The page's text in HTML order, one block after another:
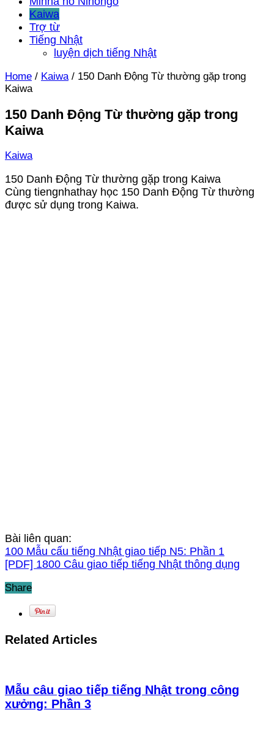
Kaiwa
Trợ từ
Tiếng Nhật
luyện dịch tiếng Nhật
Home / Kaiwa / 150 Danh Động Từ thường gặp trong
Kaiwa
150 Danh Động Từ thường gặp trong
Kaiwa
Kaiwa
150 Danh Động Từ thường gặp trong Kaiwa
Cùng tiengnhathay học 150 Danh Động Từ thường
được sử dụng trong Kaiwa.
Bài liên quan:
100 Mẫu cấu tiếng Nhật giao tiếp N5: Phần 1
[PDF] 1800 Câu giao tiếp tiếng Nhật thông dụng
Share
Related Articles
Mẫu câu giao tiếp tiếng Nhật trong công
xưởng: Phần 3